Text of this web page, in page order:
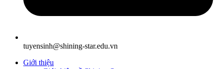
tuyensinh@shining-star.edu.vn
Giới thiệu